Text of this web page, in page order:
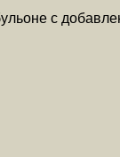
с